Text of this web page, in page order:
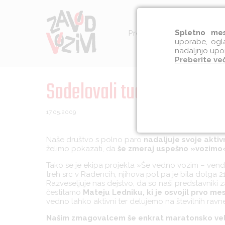
Preventiva Socialna
Sodelovali tudi na 29.
17.05.2009
Naše društvo s polno paro nadaljuje svoje
želimo pokazati, da še zmeraj uspešno
Tako se je ekipa projekta »Še vedno vozim –
treh src v Radencih, njihova pot pa je bila dolga
Razveseljuje nas dejstvo, da so naši
čestitamo Mateju Ledniku, ki je osvojil prvo
vedno lahko aktivni ter delujemo na številnih
Našim zmagovalcem še enkrat maratonsko
Spletno
uporabe,
nadaljnjo
Preberite